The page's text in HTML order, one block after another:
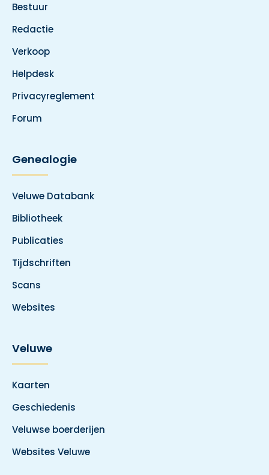
Bestuur
Redactie
Verkoop
Helpdesk
Privacyreglement
Forum
Genealogie
Veluwe Databank
Bibliotheek
Publicaties
Tijdschriften
Scans
Websites
Veluwe
Kaarten
Geschiedenis
Veluwse boerderijen
Websites Veluwe